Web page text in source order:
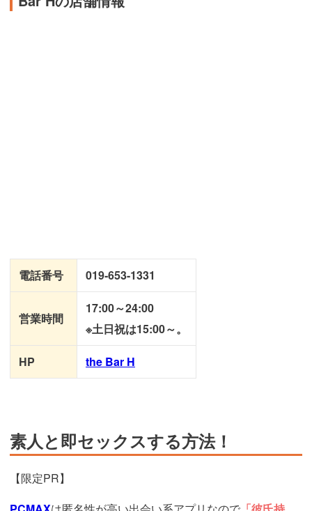
電話番号 019-653-1331
営業時間
17:00～24:00
※土日祝は15:00～。
HP the Bar H
素人と即セックスする方法！
【限定PR】